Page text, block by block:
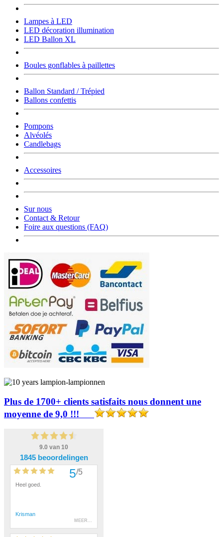
Lampes à LED
LED décoration illumination
LED Ballon XL
Boules gonflables à paillettes
Ballon Standard / Trépied
Ballons confettis
Pompons
Alvéolés
Candlebags
Accessoires
Sur nous
Contact & Retour
Foire aux questions (FAQ)
Plus de 1700+ clients satisfaits nous donnent une
moyenne de 9,0 !!!